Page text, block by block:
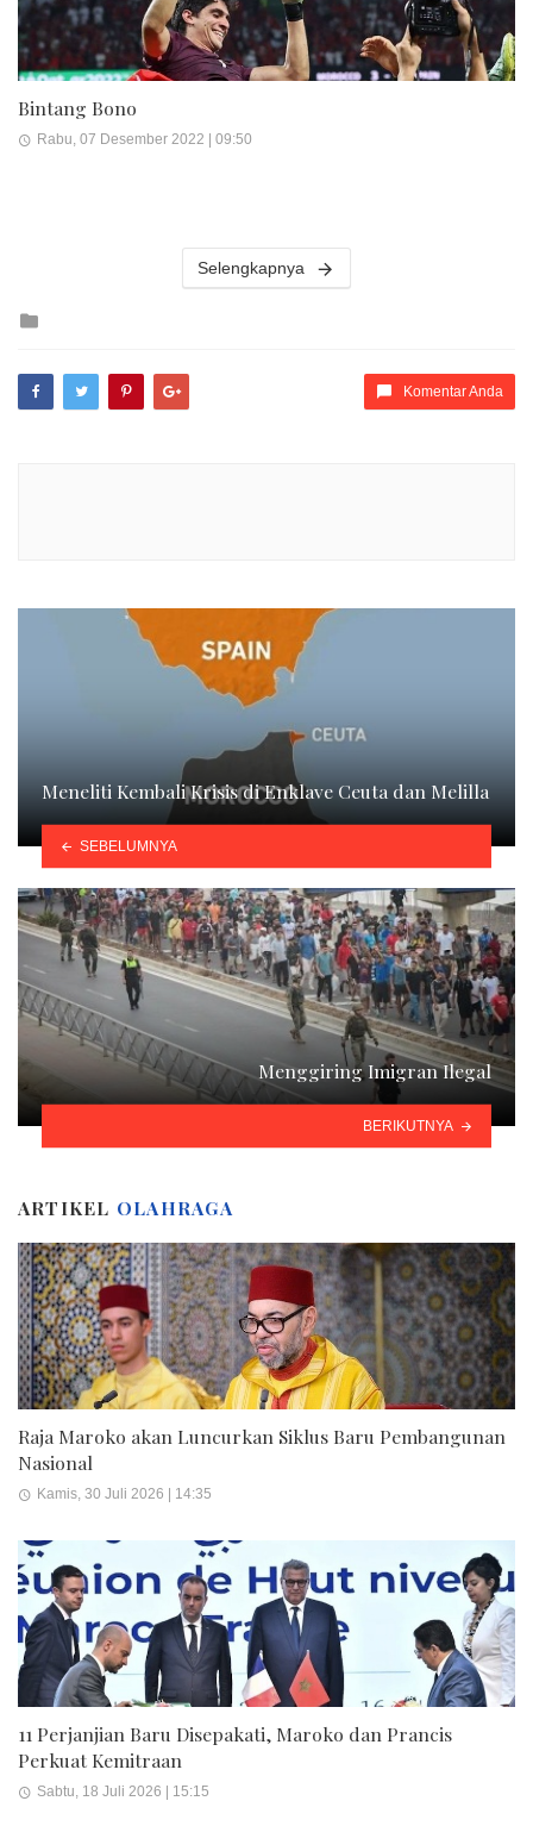
Bintang Bono
Rabu, 07 Desember 2022 | 09:50
Selengkapnya
Komentar Anda
Meneliti Kembali Krisis di Enklave Ceuta dan Melilla
SEBELUMNYA
Menggiring Imigran Ilegal
BERIKUTNYA
ARTIKEL OLAHRAGA
Raja Maroko akan Luncurkan Siklus Baru Pembangunan
Nasional
Kamis, 30 Juli 2026 | 14:35
11 Perjanjian Baru Disepakati, Maroko dan Prancis
Perkuat Kemitraan
Sabtu, 18 Juli 2026 | 15:15